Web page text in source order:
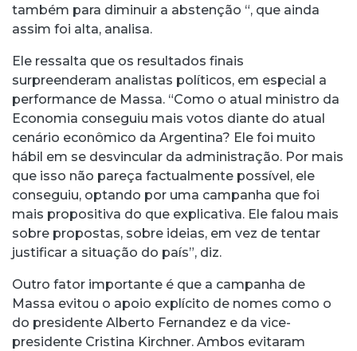
também para diminuir a abstenção “, que ainda
assim foi alta, analisa.
Ele ressalta que os resultados finais
surpreenderam analistas políticos, em especial a
performance de Massa. “Como o atual ministro da
Economia conseguiu mais votos diante do atual
cenário econômico da Argentina? Ele foi muito
hábil em se desvincular da administração. Por mais
que isso não pareça factualmente possível, ele
conseguiu, optando por uma campanha que foi
mais propositiva do que explicativa. Ele falou mais
sobre propostas, sobre ideias, em vez de tentar
justificar a situação do país”, diz.
Outro fator importante é que a campanha de
Massa evitou o apoio explícito de nomes como o
do presidente Alberto Fernandez e da vice-
presidente Cristina Kirchner. Ambos evitaram